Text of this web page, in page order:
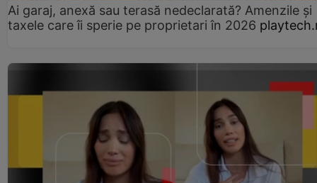
Ai garaj, anexă sau terasă nedeclarată? Amenzile și
taxele care îi sperie pe proprietari în 2026